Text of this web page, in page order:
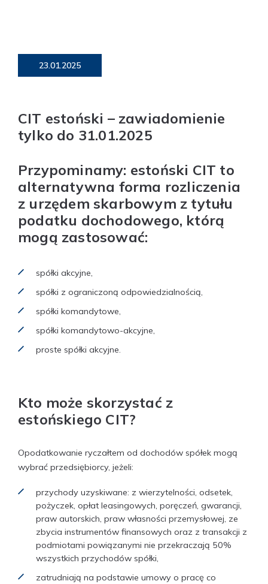
23.01.2025
CIT estoński – zawiadomienie
tylko do 31.01.2025
Przypominamy: estoński CIT to
alternatywna forma rozliczenia
z urzędem skarbowym z tytułu
podatku dochodowego, którą
mogą zastosować:
spółki akcyjne,
spółki z ograniczoną odpowiedzialnością,
spółki komandytowe,
spółki komandytowo-akcyjne,
proste spółki akcyjne.
Kto może skorzystać z
estońskiego CIT?
Opodatkowanie ryczałtem od dochodów spółek mogą
wybrać przedsiębiorcy, jeżeli:
przychody uzyskiwane: z wierzytelności, odsetek,
pożyczek, opłat leasingowych, poręczeń, gwarancji,
praw autorskich, praw własności przemysłowej, ze
zbycia instrumentów finansowych oraz z transakcji z
podmiotami powiązanymi nie przekraczają 50%
wszystkich przychodów spółki,
zatrudniają na podstawie umowy o pracę co